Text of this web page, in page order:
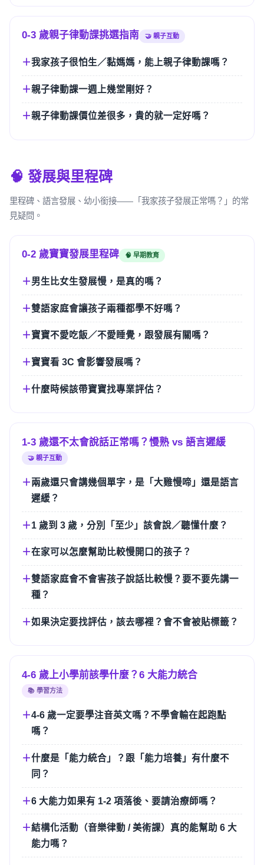
0-3 歲親子律動課挑選指南 🤝 親子互動
我家孩子很怕生／黏媽媽，能上親子律動課嗎？
親子律動課一週上幾堂剛好？
親子律動課價位差很多，貴的就一定好嗎？
🧠 發展與里程碑
里程碑、語言發展、幼小銜接——「我家孩子發展正常嗎？」的常
見疑問。
0-2 歲寶寶發展里程碑 🧠 早期教育
男生比女生發展慢，是真的嗎？
雙語家庭會讓孩子兩種都學不好嗎？
寶寶不愛吃飯／不愛睡覺，跟發展有關嗎？
寶寶看 3C 會影響發展嗎？
什麼時候該帶寶寶找專業評估？
1-3 歲還不太會說話正常嗎？慢熟 vs 語言遲緩
🤝 親子互動
兩歲還只會講幾個單字，是「大雞慢啼」還是語言
遲緩？
1 歲到 3 歲，分別「至少」該會說／聽懂什麼？
在家可以怎麼幫助比較慢開口的孩子？
雙語家庭會不會害孩子說話比較慢？要不要先講一
種？
如果決定要找評估，該去哪裡？會不會被貼標籤？
4-6 歲上小學前該學什麼？6 大能力統合
📚 學習方法
4-6 歲一定要學注音英文嗎？不學會輸在起跑點
嗎？
什麼是「能力統合」？跟「能力培養」有什麼不
同？
6 大能力如果有 1-2 項落後、要請治療師嗎？
結構化活動（音樂律動 / 美術課）真的能幫助 6 大
能力嗎？